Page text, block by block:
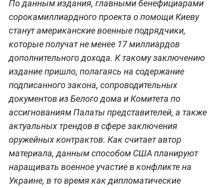
По данным издания, главными бенефициарами
сорокамиллиардного проекта о помощи Киеву
станут американские военные подрядчики,
которые получат не менее 17 миллиардов
дополнительного дохода. К такому заключению
издание пришло, полагаясь на содержание
подписанного закона, сопроводительных
документов из Белого дома и Комитета по
ассигнованиям Палаты представителей, а также
актуальных трендов в сфере заключения
оружейных контрактов. Как считает автор
материала, данным способом США планируют
наращивать военное участие в конфликте на
Украине, в то время как дипломатические